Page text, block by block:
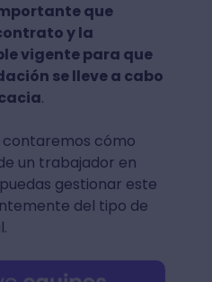
que
y la
vigente para que
se lleve a cabo
.
cómo
un trabajador en
gestionar este
del tipo de